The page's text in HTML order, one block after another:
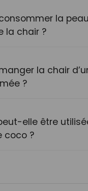
la
la chair ?
la chair
?
elle être
coco ?